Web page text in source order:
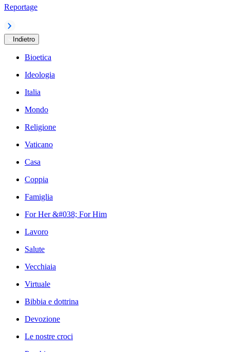
Reportage
Indietro
Bioetica
Ideologia
Italia
Mondo
Religione
Vaticano
Casa
Coppia
Famiglia
For Her &#038; For Him
Lavoro
Salute
Vecchiaia
Virtuale
Bibbia e dottrina
Devozione
Le nostre croci